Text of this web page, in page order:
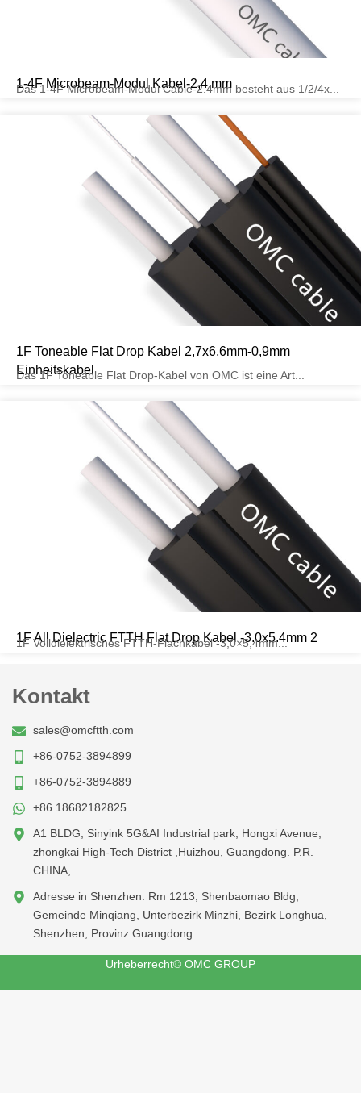
1-4F Microbeam-Modul Kabel-2,4 mm
Das 1-4F Microbeam-Modul Cable-2.4mm besteht aus 1/2/4x...
1F Toneable Flat Drop Kabel 2,7x6,6mm-0,9mm
Einheitskabel
Das 1F Toneable Flat Drop-Kabel von OMC ist eine Art...
1F All Dielectric FTTH Flat Drop Kabel -3.0x5.4mm 2
1F Volldielektrisches FTTH-Flachkabel -3,0×5,4mm...
Kontakt
sales@omcftth.com
+86-0752-3894899
+86-0752-3894889
+86 18682182825
A1 BLDG, Sinyink 5G&AI Industrial park, Hongxi Avenue,
zhongkai High-Tech District ,Huizhou, Guangdong. P.R.
CHINA,
Adresse in Shenzhen: Rm 1213, Shenbaomao Bldg,
Gemeinde Minqiang, Unterbezirk Minzhi, Bezirk Longhua,
Shenzhen, Provinz Guangdong
Urheberrecht© OMC GROUP